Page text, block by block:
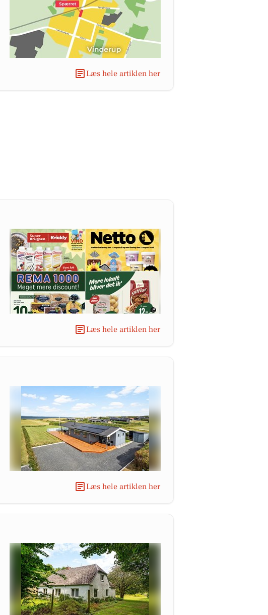
Læs hele artiklen her
Læs hele artiklen her
Læs hele artiklen her